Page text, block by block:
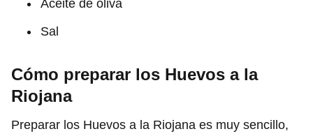
Aceite de oliva
Sal
Cómo preparar los Huevos a la
Riojana
Preparar los Huevos a la Riojana es muy sencillo,